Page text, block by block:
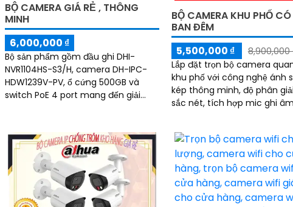
BỘ CAMERA GIÁ RẺ , THÔNG
MINH
6,000,000 ₫
Bộ sản phẩm gồm đầu ghi DHI-
NVR1104HS-S3/H, camera DH-IPC-
HDW1239V-PV, ổ cứng 500GB và
switch PoE 4 port mang đến giải
BỘ CAMERA KHU PHỐ
BAN ĐÊM
5,500,000 ₫
8,900,000
Lắp đặt trọn bộ camera
khu phố với công nghệ ánh
kép thông minh, độ phân
sắc nét, tích hợp mic ghi
thực, đáp ứng mọi nhu cầu